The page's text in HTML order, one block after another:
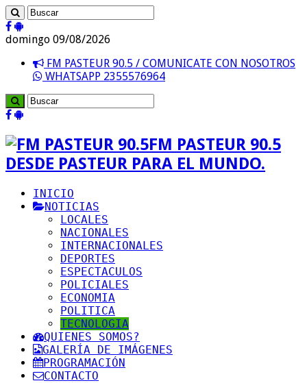
domingo 09/08/2026
FM PASTEUR 90.5 / COMUNICATE CON NOSOTROS
WHATSAPP 2355576964
FM PASTEUR 90.5
DESDE PASTEUR PARA EL MUNDO.
INICIO
NOTICIAS
LOCALES
NACIONALES
INTERNACIONALES
DEPORTES
ESPECTACULOS
POLICIALES
ECONOMIA
POLITICA
TECNOLOGIA
QUIENES SOMOS?
GALERÍA DE IMÁGENES
PROGRAMACIÓN
CONTACTO